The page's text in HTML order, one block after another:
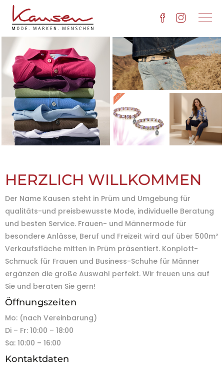
HERZLICH WILLKOMMEN
Der Name Kausen steht in Prüm und Umgebung für
qualitäts-und preisbewusste Mode, individuelle Beratung
und besten Service. Frauen- und Männermode für
besondere Anlässe, Beruf und Freizeit wird auf über 500m²
Verkaufsfläche mitten in Prüm präsentiert. Konplott-
Schmuck für Frauen und Business-Schuhe für Männer
ergänzen die große Auswahl perfekt. Wir freuen uns auf
Sie und beraten Sie gern!
Öffnungszeiten
Mo: (nach Vereinbarung)
Di – Fr: 10:00 – 18:00
Sa: 10:00 – 16:00
Kontaktdaten